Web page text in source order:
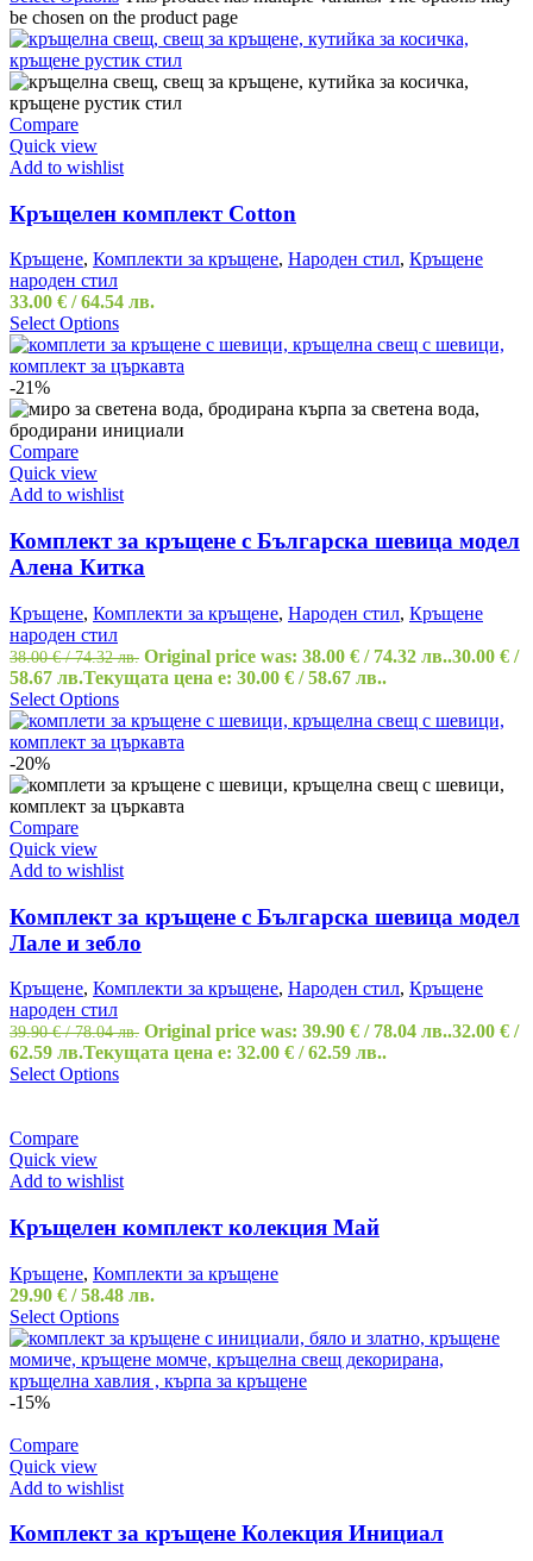
be chosen on the product page
Compare
Quick view
Add to wishlist
Кръщелен комплект Cotton
Кръщене, Комплекти за кръщене, Народен стил, Кръщене
народен стил
33.00 € / 64.54 лв.
Select Options
-21%
Compare
Quick view
Add to wishlist
Комплект за кръщене с Българска шевица модел
Алена Китка
Кръщене, Комплекти за кръщене, Народен стил, Кръщене
народен стил
38.00€ / 74.32 лв. Original price was: 38.00 € / 74.32 лв..30.00 € /
58.67 лв.Текущата цена е: 30.00 € / 58.67 лв..
Select Options
-20%
Compare
Quick view
Add to wishlist
Комплект за кръщене с Българска шевица модел
Лале и зебло
Кръщене, Комплекти за кръщене, Народен стил, Кръщене
народен стил
39.90€ / 78.04 лв. Original price was: 39.90 € / 78.04 лв..32.00 € /
62.59 лв.Текущата цена е: 32.00 € / 62.59 лв..
Select Options
Compare
Quick view
Add to wishlist
Кръщелен комплект колекция Май
Кръщене, Комплекти за кръщене
29.90 € / 58.48 лв.
Select Options
-15%
Compare
Quick view
Add to wishlist
Комплект за кръщене Колекция Инициал